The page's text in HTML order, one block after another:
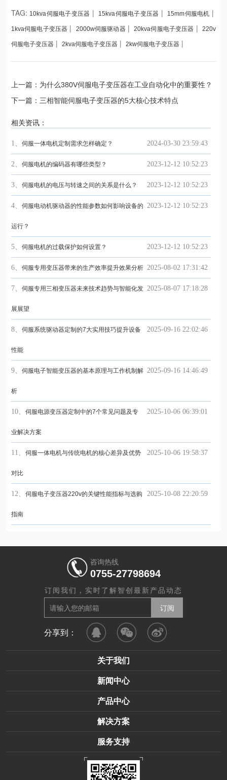
TAG: 10kva伺服电子变压器 | 15kva伺服电子变压器 | 15mm伺服电机 |
1kva伺服电子变压器 | 2000w伺服驱动器|20kva伺服电子变压器 |220v
伺服电子变压器 | 2kva伺服电子变压器 | 2kw伺服电子变压器 |
上一篇：为什么380V伺服电子变压器在工业自动化中的重要性？
下一篇：三相智能伺服电子变压器的5大核心技术特点
相关资讯：
2024-03-30 23:59:43
1、 伺服一体电机定制需求怎样确定？
2023-12-12 10:52:23
2、 伺服电机的编码器有哪些类型？
2023-12-12 10:52:23
3、 伺服电机的电压与转速之间的关系是什么？
2023-12-12 10:52:23
4、 伺服电动机驱动器的性能参数如何影响设备的
运行？
2023-12-12 10:52:23
5、 伺服电机的过载保护如何设置？
2025-08-02 17:31:42
6、 伺服专用变压器带来的生产效率提升效果分析
2025-08-07 17:18:28
7、 伺服专用三相变压器未来技术趋势与智能化发
展展望
2025-09-16 22:02:46
8、 伺服系统驱动器定制的7大实用技巧提升设备
性能
2025-09-16 14:46:49
9、 伺服电子智能变压器的基本原理与工作机制解
析
2025-10-06 06:39:01
10、 伺服电源变压器定制中的7个常见问题及专
业解决方案
2025-10-06 19:58:37
11、 伺服一体电机与传统电机的核心差异及优势
对比
2025-10-08 22:20:59
12、 伺服电子变压器220v的关键性能指标与选购
指南
咨询热线
0755-27798694
订阅我们，实时了解智创最新产品动态
分享到：
关于我们
新闻中心
产品中心
解决方案
服务支持